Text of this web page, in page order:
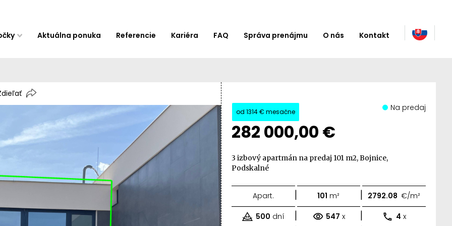
Aktuálna ponuka Referencie Kariéra FAQ Správa prenájmu O nás Kontakt
od 1314 € mesačne
282 000,00 €
Na predaj
3 izbový apartmán na predaj 101 m2, Bojnice,
Podskalné
Apart. | 101 m² | 2792.08 €/m²
500 dní | 547 x | 4 x